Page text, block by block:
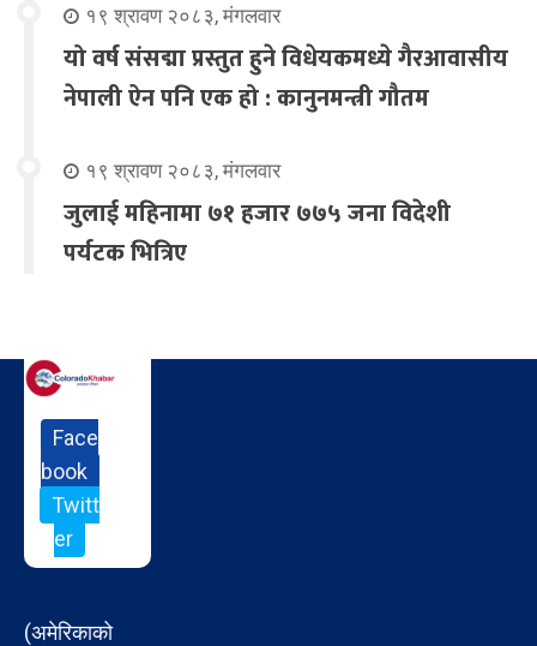
१९ श्रावण २०८३, मंगलवार
यो वर्ष संसद्मा प्रस्तुत हुने विधेयकमध्ये गैरआवासीय
नेपाली ऐन पनि एक हो : कानुनमन्त्री गौतम
१९ श्रावण २०८३, मंगलवार
जुलाई महिनामा ७१ हजार ७७५ जना विदेशी
पर्यटक भित्रिए
Face
book
Twitt
er
(अमेरिकाको